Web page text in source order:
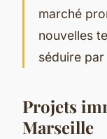
marché
nouvelles
séduire
Projets
Marseille